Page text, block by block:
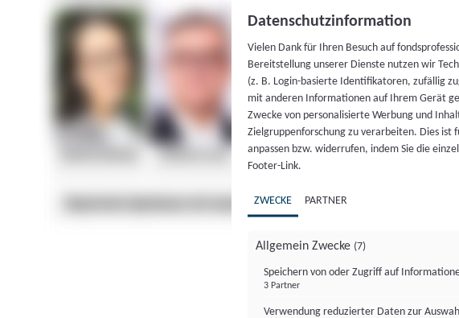
Datenschutzinformation
Vielen Dank für Ihren Besuch auf
Bereitstellung unserer Dienste nutzen wir
(z. B. Login-basierte Identifikatoren, zufällig
mit anderen Informationen auf Ihrem Gerät
Zwecke von personalisierte Werbung und
Zielgruppenforschung zu verarbeiten. Dies
anpassen bzw. widerrufen, indem Sie die
Footer-Link.
ZWECKE PARTNER
Allgemein Zwecke (7)
Speichern von oder Zugriff auf
3 Partner
Verwendung reduzierter Daten zur